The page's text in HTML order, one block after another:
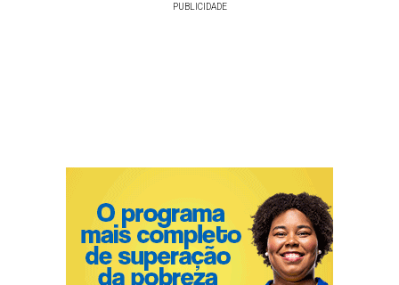
PUBLICIDADE